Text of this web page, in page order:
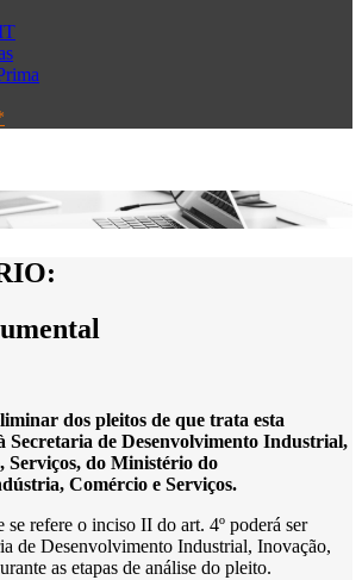
dos pleitos de que trata esta
Secretaria de Desenvolvimento Industrial,
Serviços, do Ministério do
Comércio e Serviços.
se refere o inciso II do art. 4º poderá ser
de Desenvolvimento Industrial, Inovação,
as etapas de análise do pleito.